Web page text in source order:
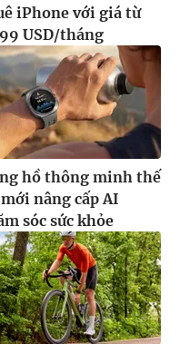
897
nếu không có sự chấp
khi phát hành lại
iPhone với giá từ
USD/tháng
hồ thông minh thế
nâng cấp AI
sóc sức khỏe